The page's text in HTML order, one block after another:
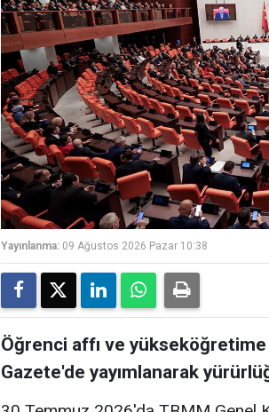
Yayınlanma: 09 Ağustos 2026 Pazar 10:38
Öğrenci affı ve
Gazete'de yayımlanarak